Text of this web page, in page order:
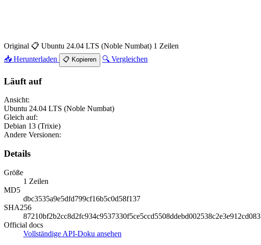
Original 📋 Ubuntu 24.04 LTS (Noble Numbat) 1 Zeilen
📥 Herunterladen
📋 Kopieren 🔍 Vergleichen
Läuft auf
Ansicht:
Ubuntu 24.04 LTS (Noble Numbat)
Gleich auf:
Debian 13 (Trixie)
Andere Versionen:
Details
Größe
1 Zeilen
MD5
dbc3535a9e5dfd799cf16b5c0d58f137
SHA256
87210bf2b2cc8d2fc934c9537330f5ce5ccd5508ddebd002538c2e3e912cd083
Official docs
Vollständige API-Doku ansehen